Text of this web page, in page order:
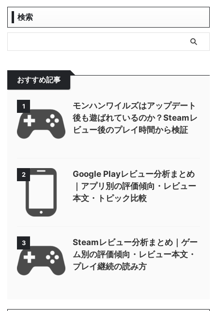
検索
おすすめ記事
1
モンハンワイルズはアップデート
後も遊ばれているのか？Steamレ
ビュー後のプレイ時間から検証
2
Google Playレビュー分析まとめ
｜アプリ別の評価傾向・レビュー
本文・トピック比較
3
Steamレビュー分析まとめ｜ゲー
ム別の評価傾向・レビュー本文・
プレイ継続の読み方